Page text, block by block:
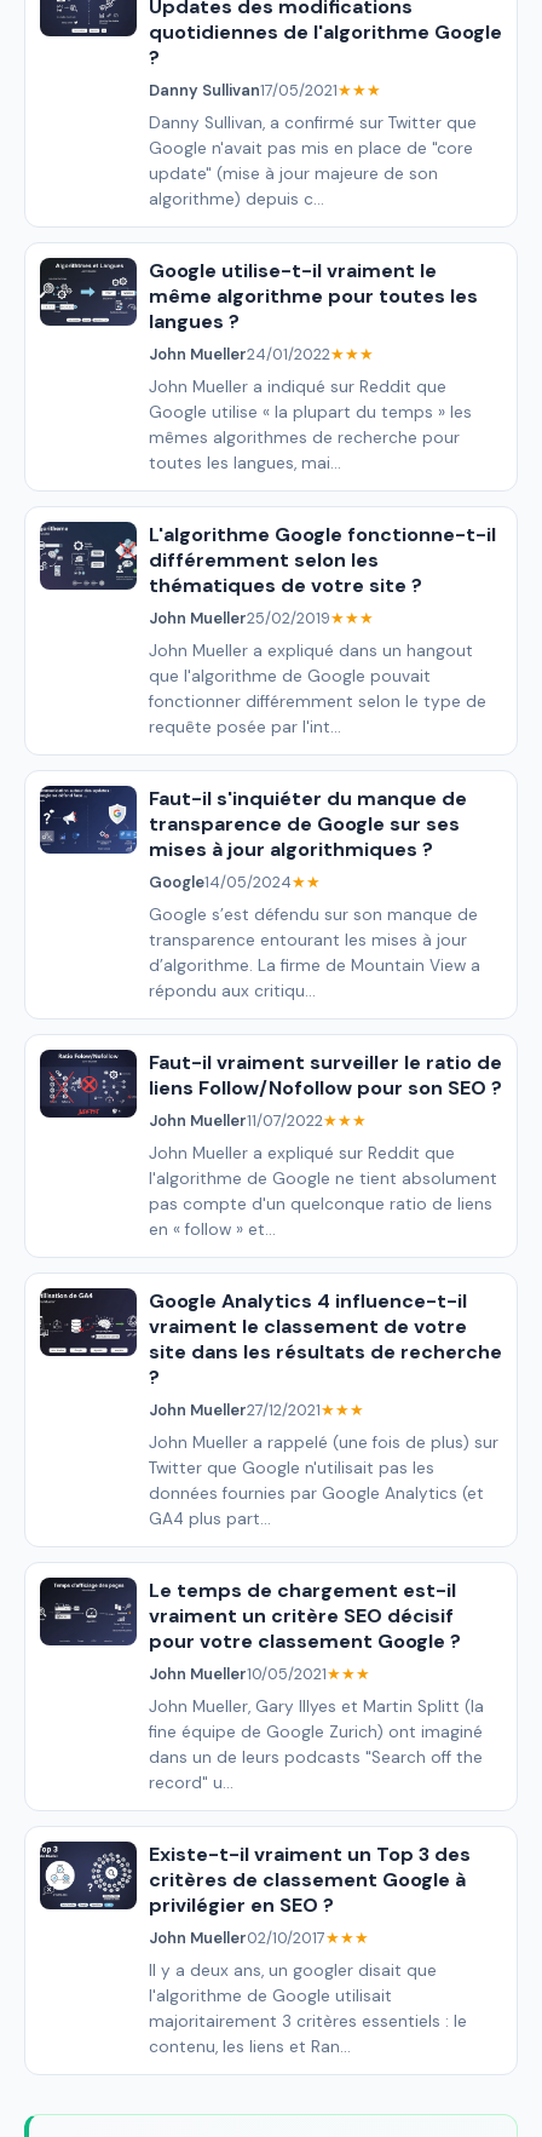
Updates des modifications
quotidiennes de l'algorithme Google
?
Danny Sullivan17/05/2021★★★
Danny Sullivan, a confirmé sur Twitter que
Google n'avait pas mis en place de "core
update" (mise à jour majeure de son
algorithme) depuis c...
Google utilise-t-il vraiment le
même algorithme pour toutes les
langues ?
John Mueller24/01/2022★★★
John Mueller a indiqué sur Reddit que
Google utilise « la plupart du temps » les
mêmes algorithmes de recherche pour
toutes les langues, mai...
L'algorithme Google fonctionne-t-il
différemment selon les
thématiques de votre site ?
John Mueller25/02/2019★★★
John Mueller a expliqué dans un hangout
que l'algorithme de Google pouvait
fonctionner différemment selon le type de
requête posée par l'int...
Faut-il s'inquiéter du manque de
transparence de Google sur ses
mises à jour algorithmiques ?
Google14/05/2024★★
Google s’est défendu sur son manque de
transparence entourant les mises à jour
d’algorithme. La firme de Mountain View a
répondu aux critiqu...
Faut-il vraiment surveiller le ratio de
liens Follow/Nofollow pour son SEO ?
John Mueller11/07/2022★★★
John Mueller a expliqué sur Reddit que
l'algorithme de Google ne tient absolument
pas compte d'un quelconque ratio de liens
en « follow » et...
Google Analytics 4 influence-t-il
vraiment le classement de votre
site dans les résultats de recherche
?
John Mueller27/12/2021★★★
John Mueller a rappelé (une fois de plus) sur
Twitter que Google n'utilisait pas les
données fournies par Google Analytics (et
GA4 plus part...
Le temps de chargement est-il
vraiment un critère SEO décisif
pour votre classement Google ?
John Mueller10/05/2021★★★
John Mueller, Gary Illyes et Martin Splitt (la
fine équipe de Google Zurich) ont imaginé
dans un de leurs podcasts "Search off the
record" u...
Existe-t-il vraiment un Top 3 des
critères de classement Google à
privilégier en SEO ?
John Mueller02/10/2017★★★
Il y a deux ans, un googler disait que
l'algorithme de Google utilisait
majoritairement 3 critères essentiels : le
contenu, les liens et Ran...